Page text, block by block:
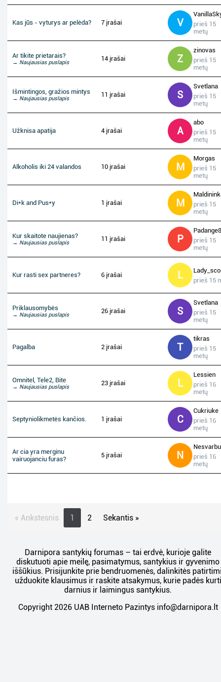
Kas jūs - vyturys ar pelėda? 7 įrašai V
prieš 15
metų
Ar tikite prietarais?
→ Naujausias puslapis
14 įrašai Z
zinovas
prieš 15
metų
Išmintingos, gražios mintys
→ Naujausias puslapis
11 įrašai S
Svetlana
prieš 15
metų
Užknisa apatija 4 įrašai A
abo
prieš 15
metų
Alkoholis iki 24 valandos 10 įrašai M
Morgas
prieš 15
metų
Di*k and Pus*y 1 įrašai M
prieš 15
metų
Kur skaitote naujienas?
→ Naujausias puslapis
11 įrašai P
prieš 15
metų
Kur rasti sex partneres? 6 įrašai L
prieš 15
Priklausomybės
→ Naujausias puslapis
26 įrašai S
Svetlana
prieš 15
metų
Pagalba 2 įrašai T
tikras
prieš 15
metų
Omnitel, Tele2, Bite
→ Naujausias puslapis
23 įrašai L
Lessien
prieš 16
metų
Septyniolikmetės kančios. 1 įrašai C
Cukriuke
prieš 16
metų
Ar cia yra merginu
vairuojanciu furas?
5 įrašai N
Nesvarbu
prieš 16
metų
« Ankstesnis 1 2 Sekantis »
Darnipora santykių forumas – tai erdvė, kurioje galite
diskutuoti apie meilę, pasimatymus, santykius ir gyvenimo
iššūkius. Prisijunkite prie bendruomenės, dalinkitės
užduokite klausimus ir raskite atsakymus, kurie padės kurti
darnius ir laimingus santykius.
Copyright 2026 UAB Interneto Pazintys info@darnipora.lt